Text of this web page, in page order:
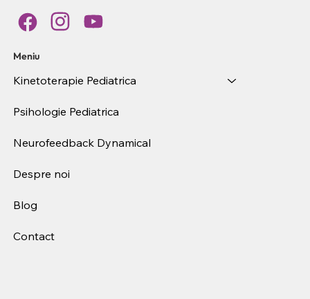
Meniu
Kinetoterapie Pediatrica
Psihologie Pediatrica
Neurofeedback Dynamical
Despre noi
Blog
Contact